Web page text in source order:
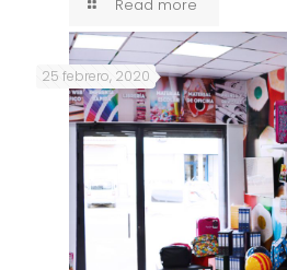
Read more
25 febrero, 2020